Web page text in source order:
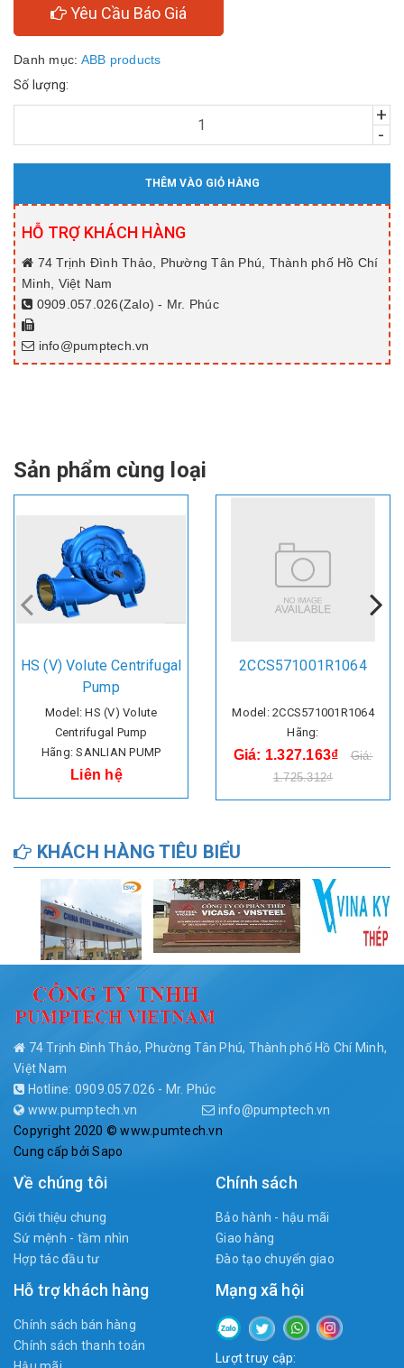
Yêu Cầu Báo Giá
Danh mục: ABB products
Số lượng:
+
-
THÊM VÀO GIỎ HÀNG
HỖ TRỢ KHÁCH HÀNG
74 Trịnh Đình Thảo, Phường Tân Phú, Thành phố Hồ Chí
Minh, Việt Nam
0909.057.026(Zalo) - Mr. Phúc
info@pumptech.vn
Sản phẩm cùng loại
HS (V) Volute Centrifugal
Pump
Model: HS (V) Volute
Centrifugal Pump
Hãng: SANLIAN PUMP
Liên hệ
2CCS571001R1064
Model: 2CCS571001R1064
Hãng:
Giá: 1.327.163₫
Giá:
1.725.312₫
KHÁCH HÀNG TIÊU BIỂU
74 Trịnh Đình Thảo, Phường Tân Phú, Thành phố Hồ Chí Minh,
Việt Nam
Hotline: 0909.057.026 - Mr. Phúc
www.pumptech.vn
info@pumptech.vn
Copyright 2020 © www.pumtech.vn
Cung cấp bởiSapo
Về chúng tôi
Giới thiệu chung
Sứ mệnh - tầm nhìn
Hợp tác đầu tư
Chính sách
Bảo hành - hậu mãi
Giao hàng
Đào tạo chuyển giao
Hỗ trợ khách hàng
Chính sách bán hàng
Chính sách thanh toán
Mạng xã hội
Lượt truy cập: